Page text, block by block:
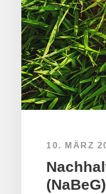
10. MÄRZ
(NaBeG)